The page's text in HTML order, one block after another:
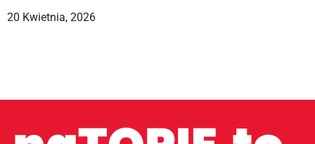
20 Kwietnia, 2026